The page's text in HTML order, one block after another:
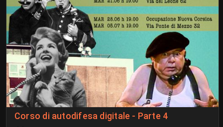
Corso di autodifesa digitale - Parte 4